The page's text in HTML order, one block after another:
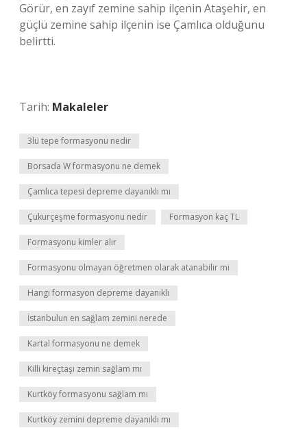
Görür, en zayıf zemine sahip ilçenin Ataşehir, en
güçlü zemine sahip ilçenin ise Çamlıca olduğunu
belirtti.
Tarih: Makaleler
3lü tepe formasyonu nedir
Borsada W formasyonu ne demek
Çamlıca tepesi depreme dayanıklı mı
Çukurçeşme formasyonu nedir Formasyon kaç TL
Formasyonu kimler alir
Formasyonu olmayan öğretmen olarak atanabilir mi
Hangi formasyon depreme dayanıklı
İstanbulun en sağlam zemini nerede
Kartal formasyonu ne demek
Killi kireçtaşı zemin sağlam mı
Kurtköy formasyonu sağlam mı
Kurtköy zemini depreme dayanıklı mı